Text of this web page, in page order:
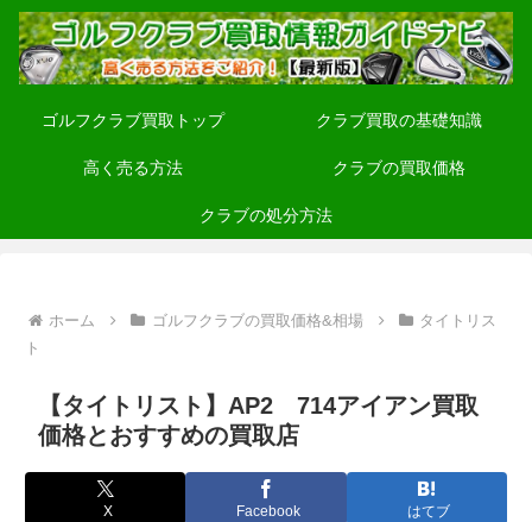
ゴルフクラブ買取トップ クラブ買取の基礎知識
高く売る方法 クラブの買取価格
クラブの処分方法
ホーム ゴルフクラブの買取価格&相場
タイトリス
ト
【タイトリスト】AP2 714アイアン買取
価格とおすすめの買取店
X Facebook はてブ